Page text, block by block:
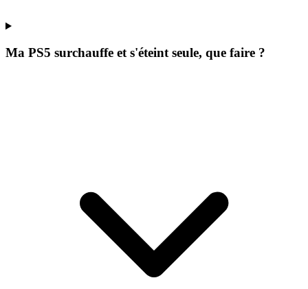
Ma PS5 surchauffe et s'éteint seule, que faire ?